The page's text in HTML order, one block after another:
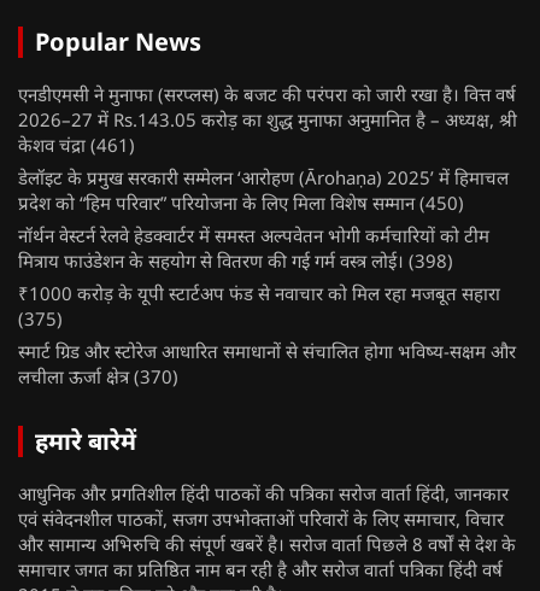
Popular News
एनडीएमसी ने मुनाफा (सरप्लस) के बजट की परंपरा को जारी रखा है। वित्त वर्ष
2026–27 में Rs.143.05 करोड़ का शुद्ध मुनाफा अनुमानित है – अध्यक्ष, श्री
केशव चंद्रा (461)
डेलॉइट के प्रमुख सरकारी सम्मेलन ‘आरोहण (Ārohaṇa) 2025’ में हिमाचल
प्रदेश को “हिम परिवार” परियोजना के लिए मिला विशेष सम्मान (450)
नॉर्थन वेस्टर्न रेलवे हेडक्वार्टर में समस्त अल्पवेतन भोगी कर्मचारियों को टीम
मित्राय फाउंडेशन के सहयोग से वितरण की गई गर्म वस्त्र लोई। (398)
₹1000 करोड़ के यूपी स्टार्टअप फंड से नवाचार को मिल रहा मजबूत सहारा
(375)
स्मार्ट ग्रिड और स्टोरेज आधारित समाधानों से संचालित होगा भविष्य-सक्षम और
लचीला ऊर्जा क्षेत्र (370)
हमारे बारेमें
आधुनिक और प्रगतिशील हिंदी पाठकों की पत्रिका सरोज वार्ता हिंदी, जानकार
एवं संवेदनशील पाठकों, सजग उपभोक्ताओं परिवारों के लिए समाचार, विचार
और सामान्य अभिरुचि की संपूर्ण खबरें है। सरोज वार्ता पिछले 8 वर्षों से देश के
समाचार जगत का प्रतिष्ठित नाम बन रही है और सरोज वार्ता पत्रिका हिंदी वर्ष